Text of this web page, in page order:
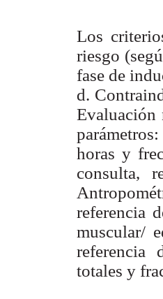
Los
riesgo
fase de
d.
Evaluación
horas y
consulta,
referencia
muscular/
referencia
totales y